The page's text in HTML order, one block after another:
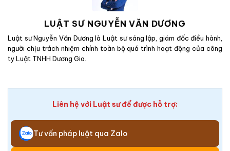
LUẬT SƯ NGUYỄN VĂN DƯƠNG
Luật sư Nguyễn Văn Dương là Luật sư sáng lập, giám đốc điều hành,
người chịu trách nhiệm chính toàn bộ quá trình hoạt động của công
ty Luật TNHH Dương Gia.
Liên hệ với Luật sư để được hỗ trợ:
Tư vấn pháp luật qua Zalo